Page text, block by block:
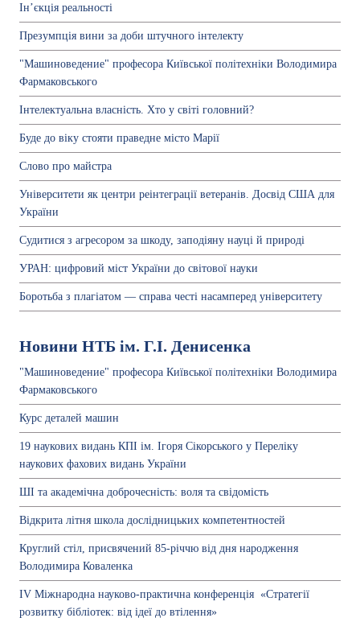
Ін’єкція реальності
Презумпція вини за доби штучного інтелекту
"Машиноведение" професора Київської політехніки Володимира
Фармаковського
Інтелектуальна власність. Хто у світі головний?
Буде до віку стояти праведне місто Марії
Слово про майстра
Університети як центри реінтеграції ветеранів. Досвід США для
України
Судитися з агресором за шкоду, заподіяну науці й природі
УРАН: цифровий міст України до світової науки
Боротьба з плагіатом — справа честі насамперед університету
Новини НТБ ім. Г.І. Денисенка
"Машиноведение" професора Київської політехніки Володимира
Фармаковського
Курс деталей машин
19 наукових видань КПІ ім. Ігоря Сікорського у Переліку
наукових фахових видань України
ШІ та академічна доброчесність: воля та свідомість
Відкрита літня школа дослідницьких компетентностей
Круглий стіл, присвячений 85-річчю від дня народження
Володимира Коваленка
ІV Міжнародна науково-практична конференція «Стратегії
розвитку бібліотек: від ідеї до втілення»